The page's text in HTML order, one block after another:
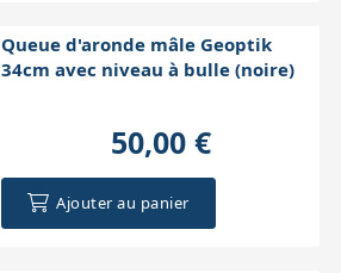
Queue d'aronde mâle Geoptik
34cm avec niveau à bulle (noire)
50,00 €
Ajouter au panier